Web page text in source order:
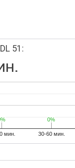
51:
мин. 30-60 мин.
0%
0%